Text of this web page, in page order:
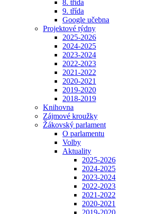
8. třída
9. třída
Google učebna
Projektové týdny
2025-2026
2024-2025
2023-2024
2022-2023
2021-2022
2020-2021
2019-2020
2018-2019
Knihovna
Zájmové kroužky
Žákovský parlament
O parlamentu
Volby
Aktuality
2025-2026
2024-2025
2023-2024
2022-2023
2021-2022
2020-2021
2019-2020